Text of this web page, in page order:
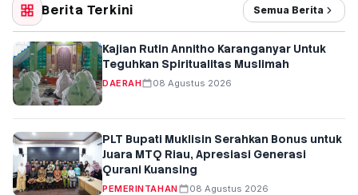
Berita Terkini Semua Berita
Kajian Rutin Annitho Karanganyar Untuk
Teguhkan Spiritualitas Muslimah
DAERAH 08 Agustus 2026
PLT Bupati Muklisin Serahkan Bonus untuk
Juara MTQ Riau, Apresiasi Generasi
Qurani Kuansing
PEMERINTAHAN 08 Agustus 2026